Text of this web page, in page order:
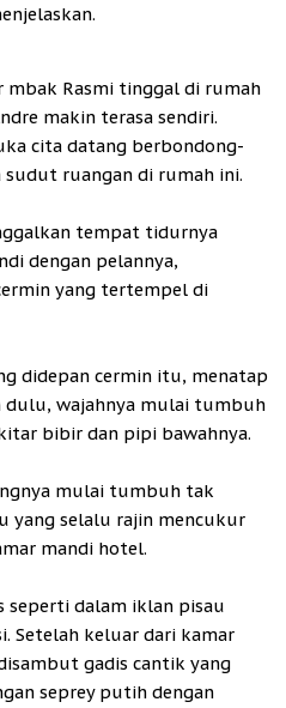
Rasmi tinggal di rumah
makin terasa sendiri.
cita datang berbondong-
ruangan di rumah ini.
tempat tidurnya
dengan pelannya,
yang tertempel di
didepan cermin itu, menatap
dulu, wajahnya mulai tumbuh
bibir dan pipi bawahnya.
mulai tumbuh tak
yang selalu rajin mencukur
mandi hotel.
seperti dalam iklan pisau
Setelah keluar dari kamar
gadis cantik yang
seprey putih dengan